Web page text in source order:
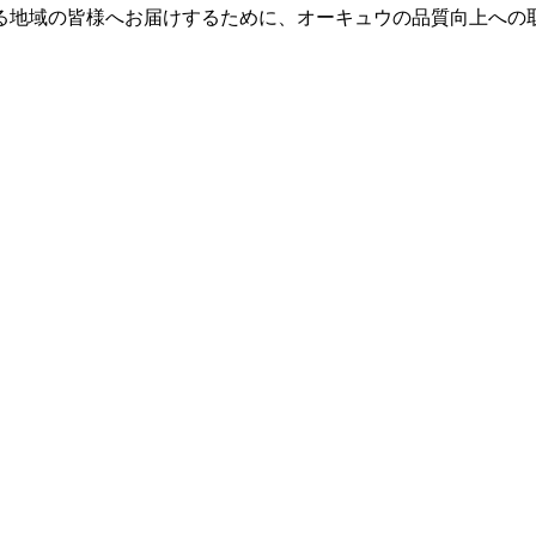
域の皆様へお届けするために、オーキュウの品質向上への